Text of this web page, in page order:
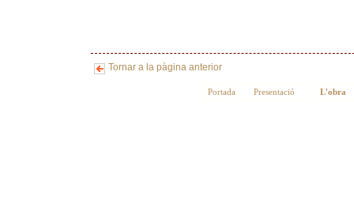
Tornar a la pàgina anterior
Portada Presentació L'obra